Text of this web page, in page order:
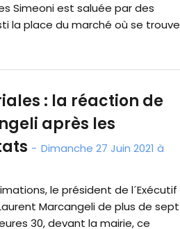
Simeoni est saluée par des
la place du marché où se trouve
: la réaction de
après les
- Dimanche 27 Juin 2021 à
le président de l´Exécutif
Marcangeli de plus de sept
30, devant la mairie, ce